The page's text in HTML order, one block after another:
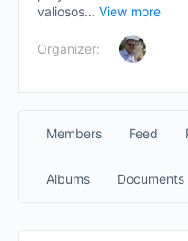
valiosos... View more
Organizer:
Members Feed
Albums Documents